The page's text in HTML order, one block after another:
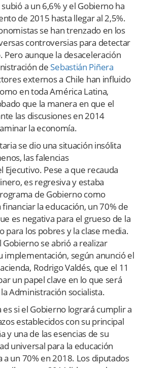
a un 6,6% y el Gobierno ha
de 2015 hasta llegar al 2,5%.
se han trenzado en los
controversias para detectar
Pero aunque la desaceleración
de Sebastián Piñera
externos a Chile han influido
en toda América Latina,
que la manera en que el
las discusiones en 2014
la economía.
se dio una situación insólita
las falencias
Ejecutivo. Pese a que recauda
es regresiva y estaba
de Gobierno como
la educación, un 70% de
es negativa para el grueso de la
para los pobres y la clase media.
Gobierno se abrió a realizar
implementación, según anunció el
Rodrigo Valdés, que el 11
un papel clave en lo que será
Administración socialista.
es si el Gobierno logrará cumplir a
establecidos con su principal
y una de las esencias de su
universal para la educación
un 70% en 2018. Los diputados